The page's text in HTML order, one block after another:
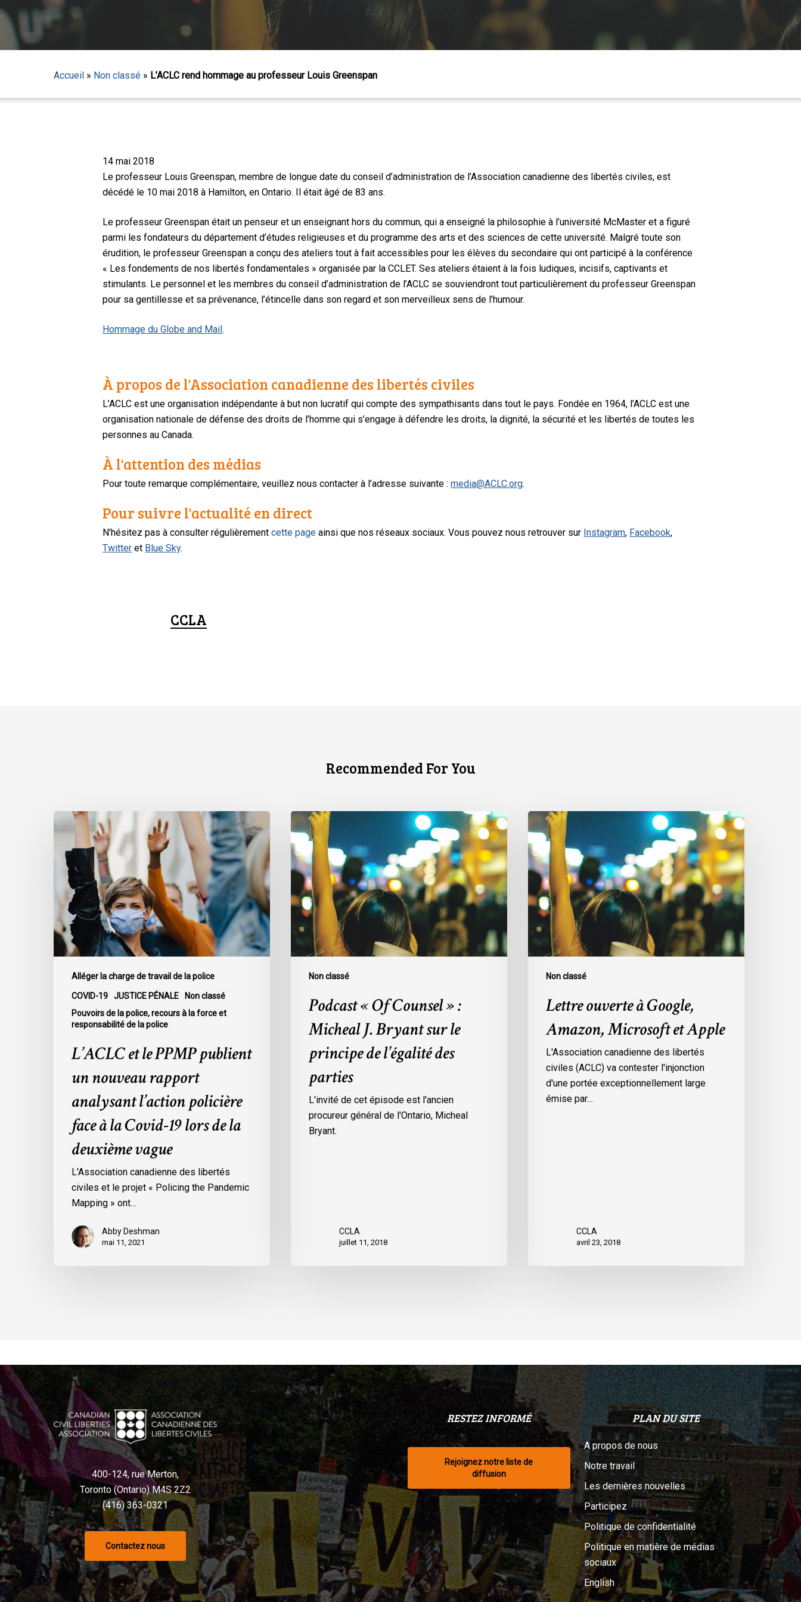
Accueil » Non classé » L’ACLC rend hommage au professeur Louis Greenspan
14 mai 2018
Le professeur Louis Greenspan, membre de longue date du conseil d’administration de l’Association canadienne des libertés civiles, est
décédé le 10 mai 2018 à Hamilton, en Ontario. Il était âgé de 83 ans.
Le professeur Greenspan était un penseur et un enseignant hors du commun, qui a enseigné la philosophie à l’université McMaster et a figuré
parmi les fondateurs du département d’études religieuses et du programme des arts et des sciences de cette université. Malgré toute son
érudition, le professeur Greenspan a conçu des ateliers tout à fait accessibles pour les élèves du secondaire qui ont participé à la conférence
« Les fondements de nos libertés fondamentales » organisée par la CCLET. Ses ateliers étaient à la fois ludiques, incisifs, captivants et
stimulants. Le personnel et les membres du conseil d’administration de l’ACLC se souviendront tout particulièrement du professeur Greenspan
pour sa gentillesse et sa prévenance, l’étincelle dans son regard et son merveilleux sens de l’humour.
Hommage du Globe and Mail.
À propos de l'Association canadienne des libertés civiles
L’ACLC est une organisation indépendante à but non lucratif qui compte des sympathisants dans tout le pays. Fondée en 1964, l’ACLC est une
organisation nationale de défense des droits de l’homme qui s’engage à défendre les droits, la dignité, la sécurité et les libertés de toutes les
personnes au Canada.
À l'attention des médias
Pour toute remarque complémentaire, veuillez nous contacter à l’adresse suivante :media@ACLC.org.
Pour suivre l'actualité en direct
N’hésitez pas à consulter régulièrementcette page ainsi que nos réseaux sociaux. Vous pouvez nous retrouver sur Instagram, Facebook,
Twitter et Blue Sky.
CCLA
Recommended For You
Alléger la charge de travail de la police
COVID-19 JUSTICE PÉNALE
Non classé
Pouvoirs de la police, recours à la force et
responsabilité de la police
L’ACLC
et
PPMP
publient
un
nouveau
rapport
analysant
l’action
policière
vague
L’ACLC et le PPMP publient
un nouveau rapport
analysant l’action policière
face à la Covid-19 lors de la
deuxième vague
L'Association canadienne des libertés
civiles et le projet « Policing the Pandemic
Mapping » ont…
Abby Deshman
mai 11, 2021
Non classé
Podcast
«
Of
Counsel
:
Micheal
Bryant
sur
parties
Podcast « Of Counsel » :
Micheal J. Bryant sur le
principe de l’égalité des
parties
L'invité de cet épisode est l'ancien
procureur général de l'Ontario, Micheal
Bryant.
CCLA
juillet 11, 2018
Non classé
Lettre
ouverte
à
Google,
Amazon,
Microsoft
Apple
Lettre ouverte à Google,
Amazon, Microsoft et Apple
L'Association canadienne des libertés
civiles (ACLC) va contester l'injonction
d'une portée exceptionnellement large
émise par…
CCLA
avril 23, 2018
400-124, rue Merton,
Toronto (Ontario) M4S 2Z2
(416) 363-0321
Contactez nous
RESTEZ INFORMÉ
Rejoignez notre liste de
diffusion
PLAN DU SITE
A propos de nous
Notre travail
Les dernières nouvelles
Participez
Politique de confidentialité
Politique en matière de médias
sociaux
English